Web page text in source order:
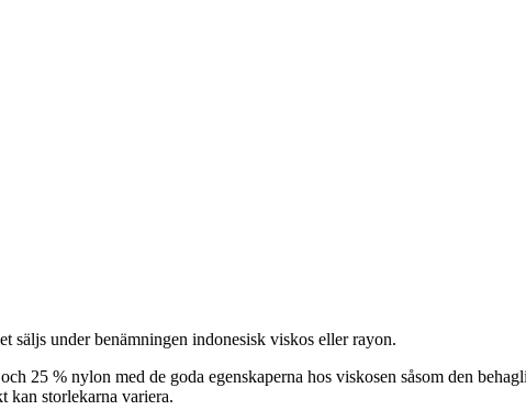
säljs under benämningen indonesisk viskos eller rayon.
25 % nylon med de goda egenskaperna hos viskosen såsom den
kan storlekarna variera.